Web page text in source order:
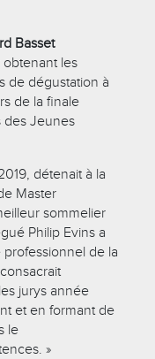
Basset
les
de dégustation à
de la finale
des Jeunes
détenait à la
Master
sommelier
Philip Evins a
de la
jurys année
et en formant de
le
»